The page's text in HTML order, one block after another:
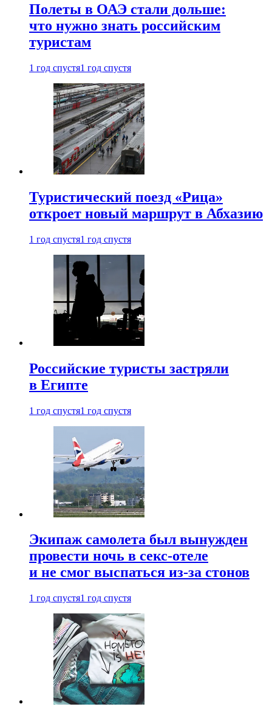
Полеты в ОАЭ стали дольше:
что нужно знать российским
туристам
1 год спустя1 год спустя
Туристический поезд «Рица»
откроет новый маршрут в Абхазию
1 год спустя1 год спустя
Российские туристы застряли
в Египте
1 год спустя1 год спустя
Экипаж самолета был вынужден
провести ночь в секс-отеле
и не смог выспаться из-за стонов
1 год спустя1 год спустя